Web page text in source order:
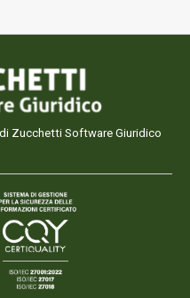
Zucchetti Software Giuridico